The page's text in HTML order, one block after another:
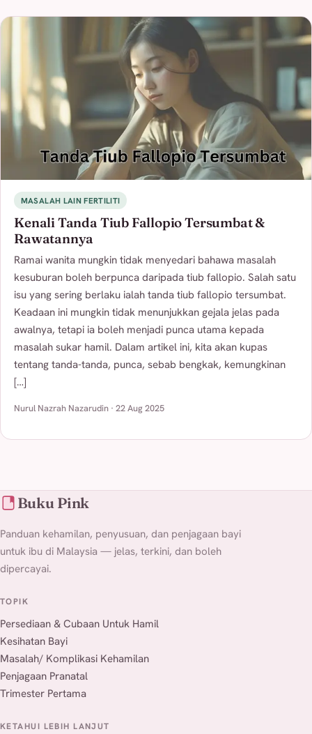
MASALAH LAIN FERTILITI
Kenali Tanda Tiub Fallopio Tersumbat &
Rawatannya
Ramai wanita mungkin tidak menyedari bahawa masalah
kesuburan boleh berpunca daripada tiub fallopio. Salah satu
isu yang sering berlaku ialah tanda tiub fallopio tersumbat.
Keadaan ini mungkin tidak menunjukkan gejala jelas pada
awalnya, tetapi ia boleh menjadi punca utama kepada
masalah sukar hamil. Dalam artikel ini, kita akan kupas
tentang tanda-tanda, punca, sebab bengkak, kemungkinan
[…]
Nurul Nazrah Nazarudin · 22 Aug 2025
Buku Pink
Panduan kehamilan, penyusuan, dan penjagaan bayi
untuk ibu di Malaysia — jelas, terkini, dan boleh
dipercayai.
TOPIK
Persediaan & Cubaan Untuk Hamil
Kesihatan Bayi
Masalah/ Komplikasi Kehamilan
Penjagaan Pranatal
Trimester Pertama
KETAHUI LEBIH LANJUT